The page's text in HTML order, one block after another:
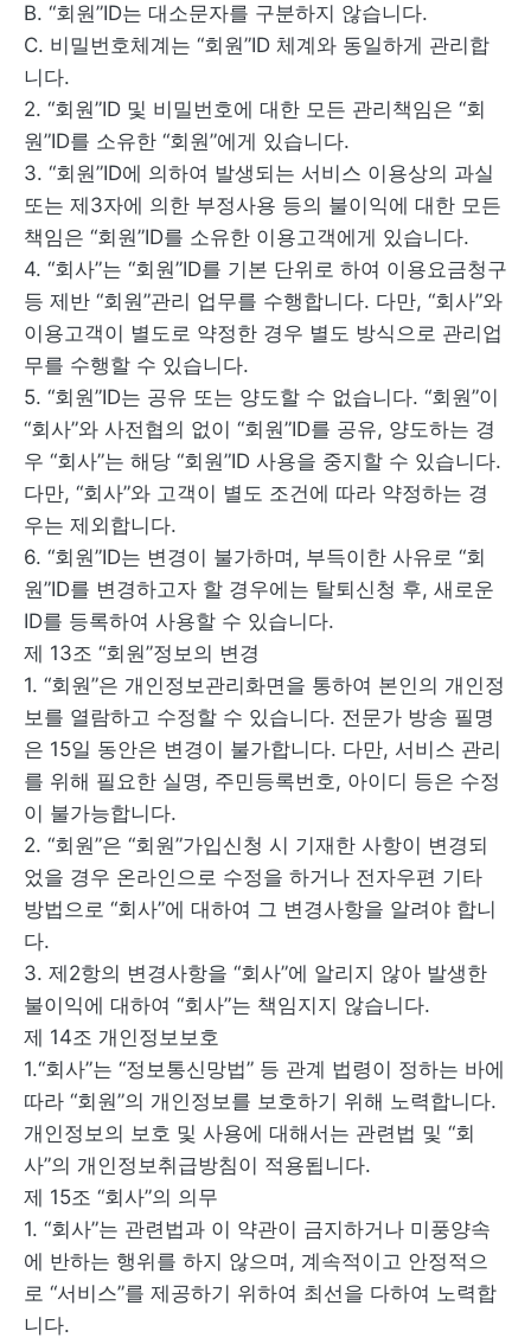
B. “회원”ID는 대소문자를 구분하지 않습니다.
C. 비밀번호체계는 “회원”ID 체계와 동일하게 관리합
니다.
2. “회원”ID 및 비밀번호에 대한 모든 관리책임은 “회
원”ID를 소유한 “회원”에게 있습니다.
3. “회원”ID에 의하여 발생되는 서비스 이용상의 과실
또는 제3자에 의한 부정사용 등의 불이익에 대한 모든
책임은 “회원”ID를 소유한 이용고객에게 있습니다.
4. “회사”는 “회원”ID를 기본 단위로 하여 이용요금청구
등 제반 “회원”관리 업무를 수행합니다. 다만, “회사”와
이용고객이 별도로 약정한 경우 별도 방식으로 관리업
무를 수행할 수 있습니다.
5. “회원”ID는 공유 또는 양도할 수 없습니다. “회원”이
“회사”와 사전협의 없이 “회원”ID를 공유, 양도하는 경
우 “회사”는 해당 “회원”ID 사용을 중지할 수 있습니다.
다만, “회사”와 고객이 별도 조건에 따라 약정하는 경
우는 제외합니다.
6. “회원”ID는 변경이 불가하며, 부득이한 사유로 “회
원”ID를 변경하고자 할 경우에는 탈퇴신청 후, 새로운
ID를 등록하여 사용할 수 있습니다.
제 13조 “회원”정보의 변경
1. “회원”은 개인정보관리화면을 통하여 본인의 개인정
보를 열람하고 수정할 수 있습니다. 전문가 방송 필명
은 15일 동안은 변경이 불가합니다. 다만, 서비스 관리
를 위해 필요한 실명, 주민등록번호, 아이디 등은 수정
이 불가능합니다.
2. “회원”은 “회원”가입신청 시 기재한 사항이 변경되
었을 경우 온라인으로 수정을 하거나 전자우편 기타
방법으로 “회사”에 대하여 그 변경사항을 알려야 합니
다.
3. 제2항의 변경사항을 “회사”에 알리지 않아 발생한
불이익에 대하여 “회사”는 책임지지 않습니다.
제 14조 개인정보보호
1.“회사”는 “정보통신망법” 등 관계 법령이 정하는 바에
따라 “회원”의 개인정보를 보호하기 위해 노력합니다.
개인정보의 보호 및 사용에 대해서는 관련법 및 “회
사”의 개인정보취급방침이 적용됩니다.
제 15조 “회사”의 의무
1. “회사”는 관련법과 이 약관이 금지하거나 미풍양속
에 반하는 행위를 하지 않으며, 계속적이고 안정적으
로 “서비스”를 제공하기 위하여 최선을 다하여 노력합
니다.